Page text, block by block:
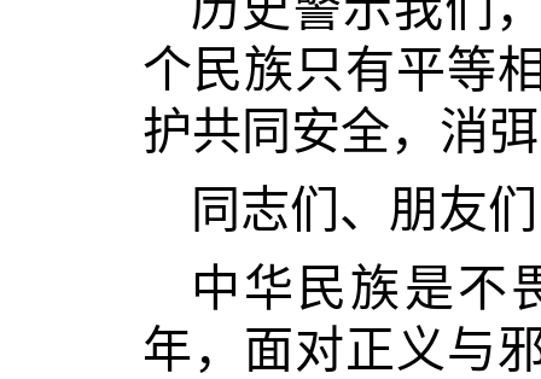
个民族只有平等
护共同安全，消
同志们、朋友
中华民族是不
年，面对正义与